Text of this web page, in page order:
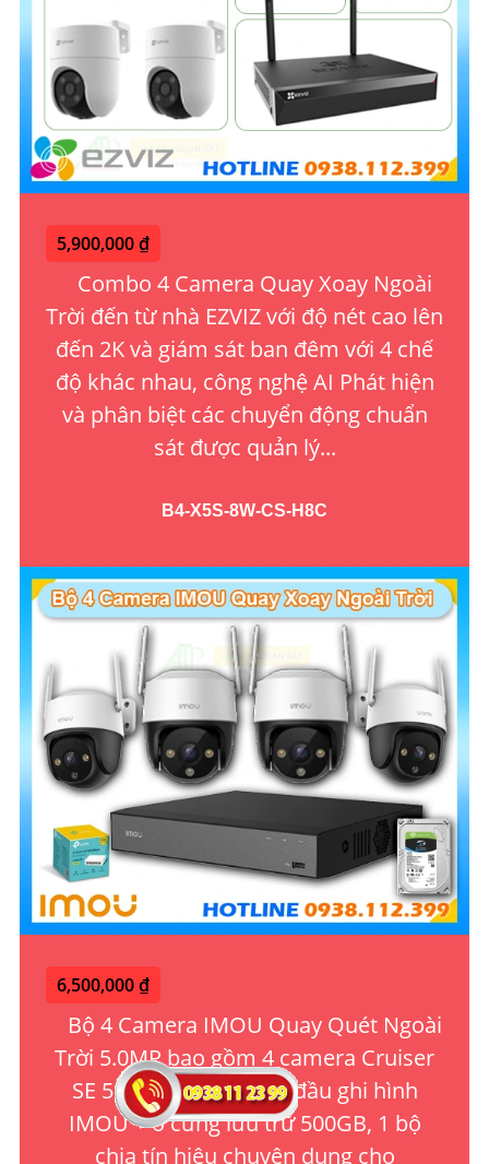
5,900,000 ₫
Combo 4 Camera Quay Xoay Ngoài
Trời đến từ nhà EZVIZ với độ nét cao lên
đến 2K và giám sát ban đêm với 4 chế
độ khác nhau, công nghệ AI Phát hiện
và phân biệt các chuyển động chuẩn
sát được quản lý...
B4-X5S-8W-CS-H8C
6,500,000 ₫
Bộ 4 Camera IMOU Quay Quét Ngoài
Trời 5.0MP bao gồm 4 camera Cruiser
SE 5.0MP ngoài trời, 1 đầu ghi hình
IMOU + ổ cứng lưu trữ 500GB, 1 bộ
chia tín hiệu chuyên dụng cho